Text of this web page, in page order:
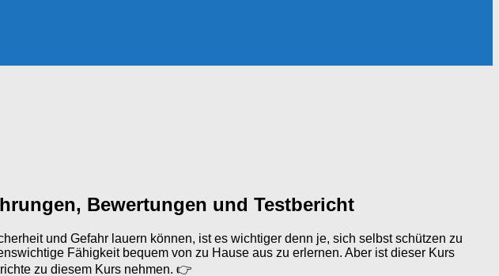
Bewertungen und Testbericht
und Gefahr lauern können, ist es wichtiger denn je, sich selbst schützen zu
Fähigkeit bequem von zu Hause aus zu erlernen. Aber ist dieser Kurs
zu diesem Kurs nehmen. 👉